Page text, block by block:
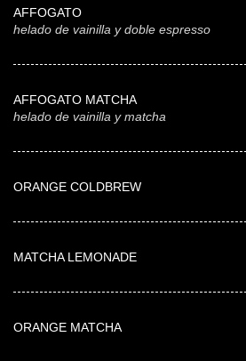
AFFOGATO
helado de vainilla y doble espresso
AFFOGATO MATCHA
helado de vainilla y matcha
ORANGE COLDBREW
MATCHA LEMONADE
ORANGE MATCHA